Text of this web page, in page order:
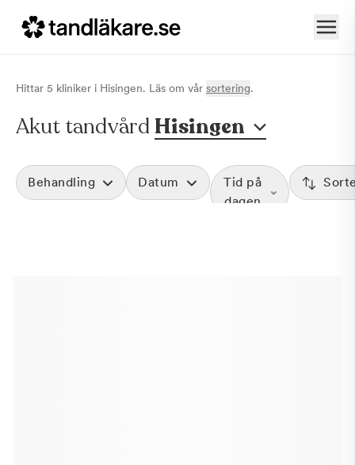
Hittar 5 kliniker i Hisingen. Läs om vår sortering.
Akut tandvård Hisingen
Behandling Datum
Tid på
dagen